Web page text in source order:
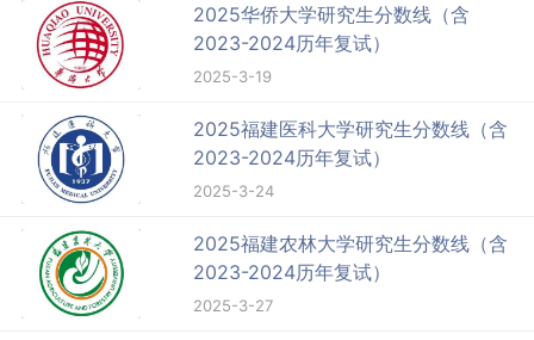
2025华侨大学研究生分数线（含
2023-2024历年复试）
2025-3-19
2025福建医科大学研究生分数线（含
2023-2024历年复试）
2025-3-24
2025福建农林大学研究生分数线（含
2023-2024历年复试）
2025-3-27